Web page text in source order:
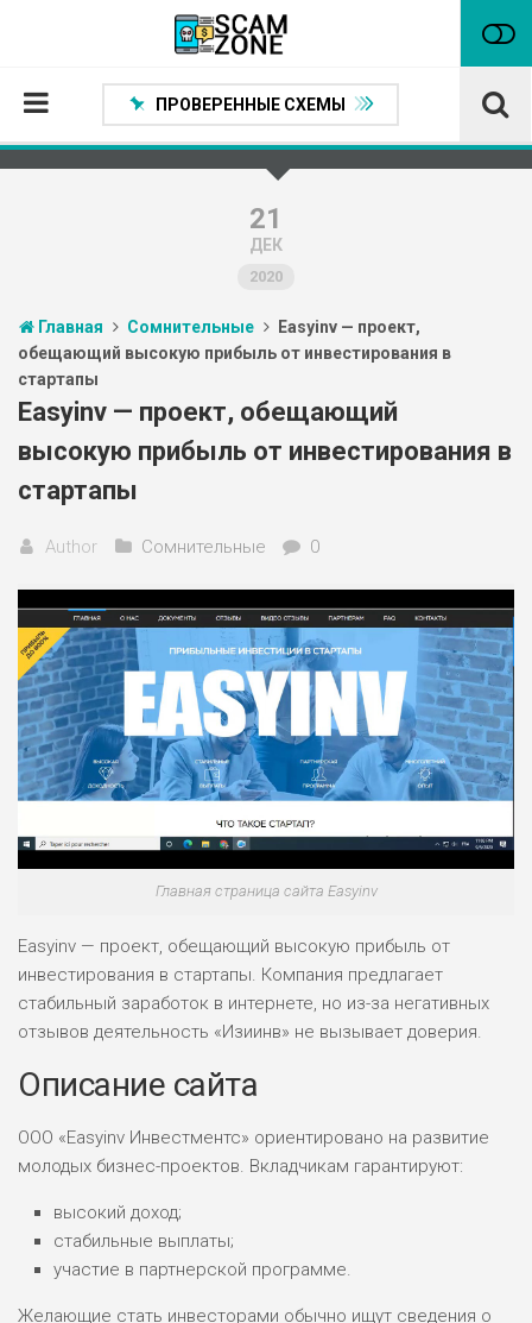
Проверенные способы заработка
Статьи
Партнеры
ПРОВЕРЕННЫЕ СХЕМЫ
21
ДЕК
2020
Главная Сомнительные
Easyinv — проект,
обещающий высокую прибыль от инвестирования в
стартапы
Easyinv — проект, обещающий
высокую прибыль от инвестирования в
стартапы
Author Сомнительные 0
Главная страница сайта Easyinv
Easyinv — проект, обещающий высокую прибыль от
инвестирования в стартапы. Компания предлагает
стабильный заработок в интернете, но из-за негативных
отзывов деятельность «Изиинв» не вызывает доверия.
Описание сайта
ООО «Easyinv Инвестментс» ориентировано на развитие
молодых бизнес-проектов. Вкладчикам гарантируют:
высокий доход;
стабильные выплаты;
участие в партнерской программе.
Желающие стать инвесторами обычно ищут сведения о